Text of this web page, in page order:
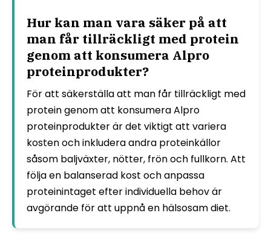
Hur kan man vara säker på att
man får tillräckligt med protein
genom att konsumera Alpro
proteinprodukter?
För att säkerställa att man får tillräckligt med
protein genom att konsumera Alpro
proteinprodukter är det viktigt att variera
kosten och inkludera andra proteinkällor
såsom baljväxter, nötter, frön och fullkorn. Att
följa en balanserad kost och anpassa
proteinintaget efter individuella behov är
avgörande för att uppnå en hälsosam diet.